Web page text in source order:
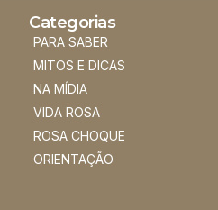
Categorias
PARA SABER
MITOS E DICAS
NA MÍDIA
VIDA ROSA
ROSA CHOQUE
ORIENTAÇÃO